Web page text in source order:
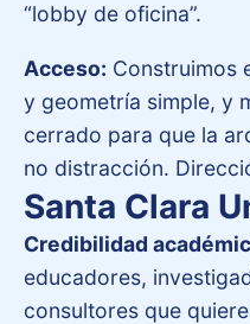
“lobby de oficina”.
Acceso: Construimos
y geometría simple, y
cerrado para que la
no distracción.
Santa Clara
Credibilidad
educadores,
consultores que